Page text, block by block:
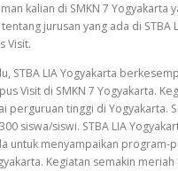
kalian di SMKN 7 Yogyakarta
jurusan yang ada di STBA
Visit.
STBA LIA Yogyakarta
Visit di SMKN 7 Yogyakarta.
perguruan tinggi di Yogyakarta.
siswa/siswi. STBA LIA
untuk menyampaikan program-
Kegiatan semakin